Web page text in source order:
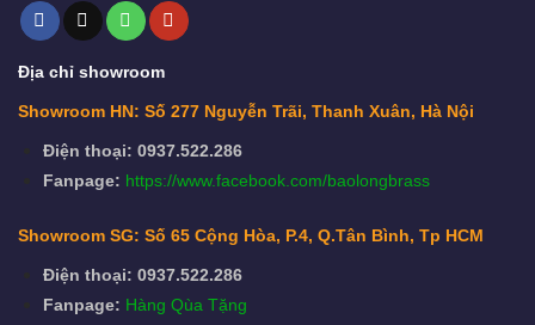
Địa chỉ showroom
Showroom HN: Số 277 Nguyễn Trãi, Thanh Xuân, Hà Nội
Điện thoại: 0937.522.286
Fanpage: https://www.facebook.com/baolongbrass
Showroom SG: Số 65 Cộng Hòa, P.4, Q.Tân Bình, Tp HCM
Điện thoại: 0937.522.286
Fanpage: Hàng Qùa Tặng